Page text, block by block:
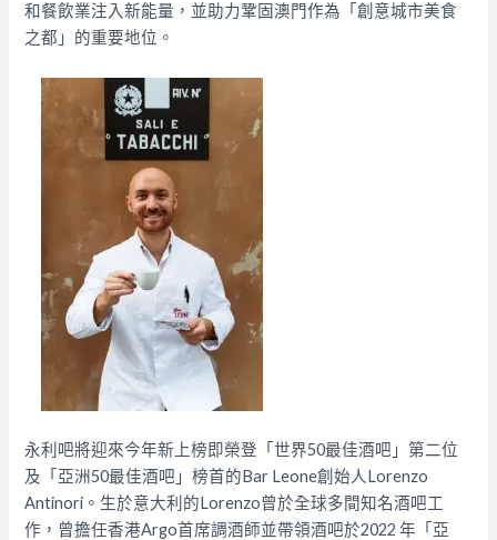
和餐飲業注入新能量，並助力鞏固澳門作為「創意城市美食
之都」的重要地位。
永利吧將迎來今年新上榜即榮登「世界50最佳酒吧」第二位
及「亞洲50最佳酒吧」榜首的Bar Leone創始人Lorenzo
Antinori。生於意大利的Lorenzo曾於全球多間知名酒吧工
作，曾擔任香港Argo首席調酒師並帶領酒吧於2022 年「亞